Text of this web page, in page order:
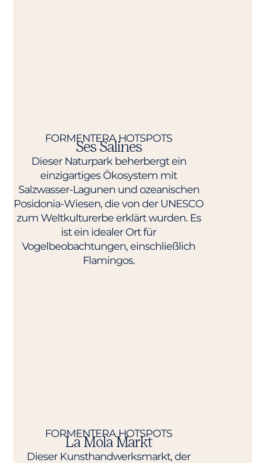
FORMENTERA HOTSPOTS​
Ses Salines
Dieser Naturpark beherbergt ein
einzigartiges Ökosystem mit
Salzwasser-Lagunen und ozeanischen
Posidonia-Wiesen, die von der UNESCO
zum Weltkulturerbe erklärt wurden. Es
ist ein idealer Ort für
Vogelbeobachtungen, einschließlich
Flamingos.
FORMENTERA HOTSPOTS​
La Mola Markt
Dieser Kunsthandwerksmarkt, der